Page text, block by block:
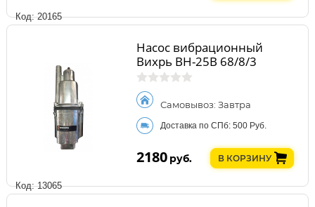
Код: 20165
Код: 13065
Насос вибрационный
Вихрь ВН-25В 68/8/3
Самовывоз: Завтра
Доставка по СПб: 500 Руб.
2180 руб. В КОРЗИНУ